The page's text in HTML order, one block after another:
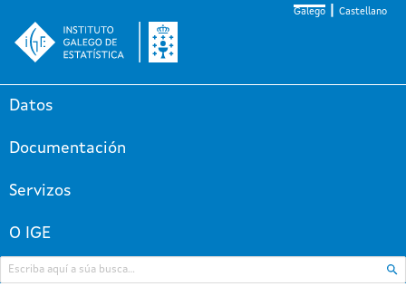
Galego Castellano
Datos
Documentación
Servizos
O IGE